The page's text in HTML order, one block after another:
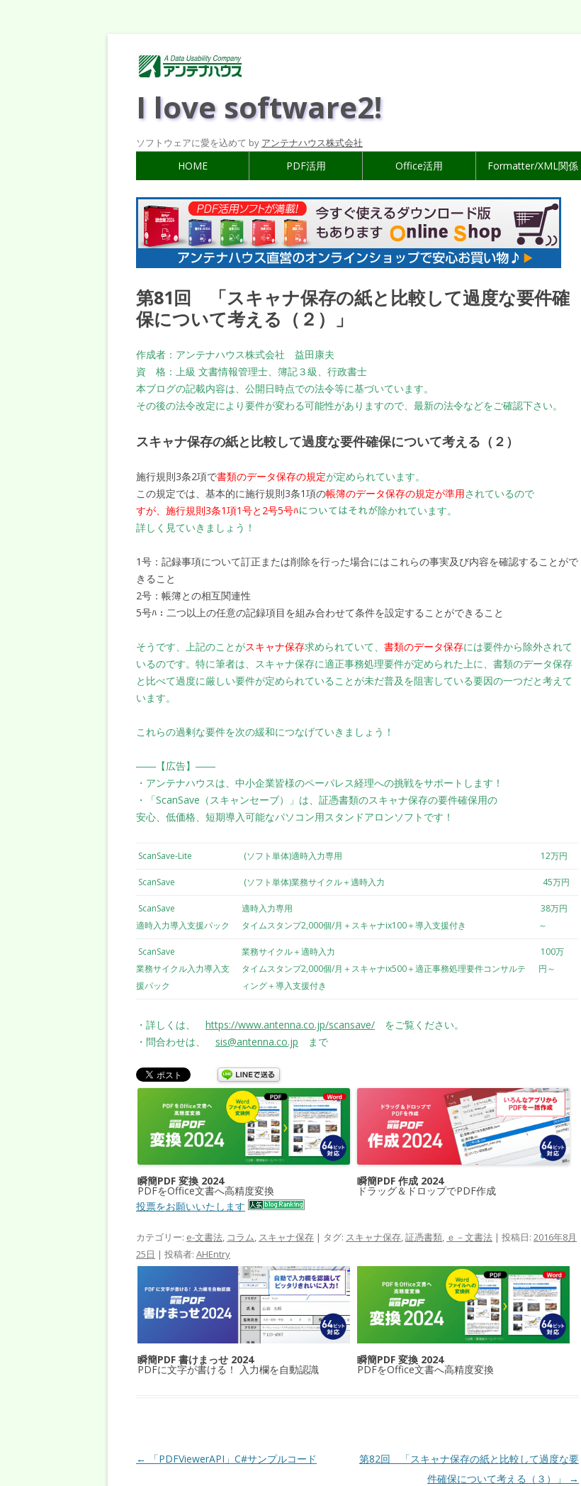
I love software2!
ソフトウェアに愛を込めて by アンテナハウス株式会社
HOME PDF活用 Office活用 Formatter/XML関係
第81回 「スキャナ保存の紙と比較して過度な要件確
保について考える（２）」
作成者：アンテナハウス株式会社 益田康夫
資 格：上級 文書情報管理士、簿記３級、行政書士
本ブログの記載内容は、公開日時点での法令等に基づいています。
その後の法令改定により要件が変わる可能性がありますので、最新の法令などをご確認下さい。
スキャナ保存の紙と比較して過度な要件確保について考える（２）
施行規則3条2項で書類のデータ保存の規定が定められています。
この規定では、基本的に施行規則3条1項の帳簿のデータ保存の規定が準用されているので
すが、施行規則3条1項1号と2号5号ﾊについてはそれが除かれています。
詳しく見ていきましょう！
1号：記録事項について訂正または削除を行った場合にはこれらの事実及び内容を確認することがで
きること
2号：帳簿との相互関連性
5号ﾊ：二つ以上の任意の記録項目を組み合わせて条件を設定することができること
そうです、上記のことがスキャナ保存求められていて、 書類のデータ保存には要件から除外されて
いるのです。特に筆者は、スキャナ保存に適正事務処理要件が定められた上に、書類のデータ保存
と比べて過度に厳しい要件が定められていることが未だ普及を阻害している要因の一つだと考えて
います。
これらの過剰な要件を次の緩和につなげていきましょう！
――【広告】――
・アンテナハウスは、中小企業皆様のペーパレス経理への挑戦をサポートします！
・「ScanSave（スキャンセーブ）」は、証憑書類のスキャナ保存の要件確保用の
安心、低価格、短期導入可能なパソコン用スタンドアロンソフトです！
ScanSave-Lite (ソフト単体)適時入力専用 12万円
ScanSave (ソフト単体)業務サイクル＋適時入力 45万円
ScanSave
適時入力導入支援パック
適時入力専用
タイムスタンプ2,000個/月＋スキャナix100＋導入支援付き
38万円
～
ScanSave
業務サイクル入力導入支
援パック
業務サイクル＋適時入力
タイムスタンプ2,000個/月＋スキャナix500＋適正事務処理要件コンサルテ
ィング＋導入支援付き
100万
円～
・詳しくは、 https://www.antenna.co.jp/scansave/ をご覧ください。
・問合わせは、 sis@antenna.co.jp まで
瞬簡PDF 変換 2024
PDFをOffice文書へ高精度変換
瞬簡PDF 作成 2024
ドラッグ＆ドロップでPDF作成
投票をお願いいたします
カテゴリー: e-文書法, コラム, スキャナ保存 | タグ: スキャナ保存,証憑書類, ｅ－文書法 | 投稿日: 2016年8月
25日 | 投稿者: AHEntry
瞬簡PDF 書けまっせ 2024
PDFに文字が書ける！ 入力欄を自動認識
瞬簡PDF 変換 2024
PDFをOffice文書へ高精度変換
投稿ナビゲーション
← 「PDFViewerAPI」C#サンプルコード
第82回 「スキャナ保存の紙と比較して過度な要
件確保について考える（３）」
→